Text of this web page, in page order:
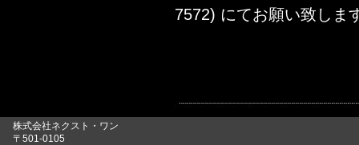
7572) にてお願い致しま
株式会社ネクスト・ワン
〒501-0105